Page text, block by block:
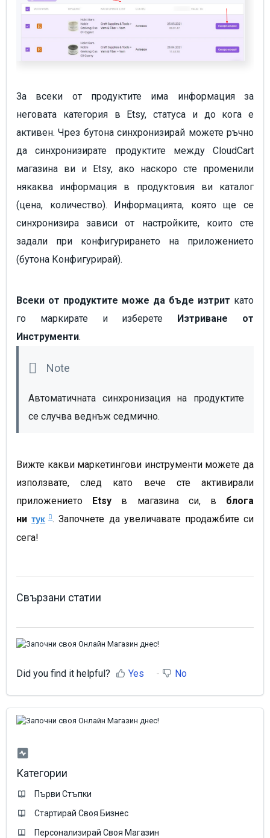
За всеки от продуктите има информация за
неговата категория в Etsy, статуса и до кога е
активен. Чрез бутона синхронизирай можете ръчно
да синхронизирате продуктите между CloudCart
магазина ви и Etsy, ако наскоро сте променили
някаква информация в продуктовия ви каталог
(цена, количество). Информацията, която ще се
синхронизира зависи от настройките, които сте
задали при конфигурирането на приложението
(бутона Конфигурирай).
Всеки от продуктите може да бъде изтрит като
го маркирате и изберете Изтриване от
Инструменти.
Автоматичната синхронизация на продуктите
се случва веднъж седмично.
Вижте какви маркетингови инструменти можете да
използвате, след като вече сте активирали
приложението Etsy в магазина си, в блога
нитук . Започнете да увеличавате продажбите си
сега!
Свързани статии
Did you find it helpful? Yes No
Категории
Първи Стъпки
Стартирай Своя Бизнес
Персонализирай Своя Магазин